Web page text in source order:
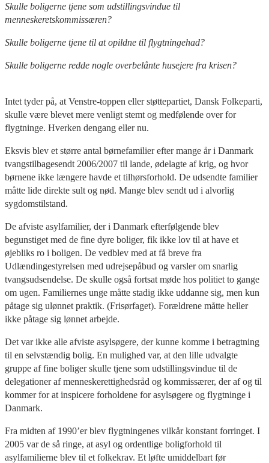
Skulle boligerne tjene som udstillingsvindue til
menneskeretskommissæren?
Skulle boligerne tjene til at opildne til flygtningehad?
Skulle boligerne redde nogle overbelånte husejere fra krisen?
Intet tyder på, at Venstre-toppen eller støttepartiet, Dansk Folkeparti,
skulle være blevet mere venligt stemt og medfølende over for
flygtninge. Hverken dengang eller nu.
Eksvis blev et større antal børnefamilier efter mange år i Danmark
tvangstilbagesendt 2006/2007 til lande, ødelagte af krig, og hvor
børnene ikke længere havde et tilhørsforhold. De udsendte familier
måtte lide direkte sult og nød. Mange blev sendt ud i alvorlig
sygdomstilstand.
De afviste asylfamilier, der i Danmark efterfølgende blev
begunstiget med de fine dyre boliger, fik ikke lov til at have et
øjebliks ro i boligen. De vedblev med at få breve fra
Udlændingestyrelsen med udrejsepåbud og varsler om snarlig
tvangsudsendelse. De skulle også fortsat møde hos politiet to gange
om ugen. Familiernes unge måtte stadig ikke uddanne sig, men kun
påtage sig ulønnet praktik. (Frisørfaget). Forældrene måtte heller
ikke påtage sig lønnet arbejde.
Det var ikke alle afviste asylsøgere, der kunne komme i betragtning
til en selvstændig bolig. En mulighed var, at den lille udvalgte
gruppe af fine boliger skulle tjene som udstillingsvindue til de
delegationer af menneskerettighedsråd og kommissærer, der af og til
kommer for at inspicere forholdene for asylsøgere og flygtninge i
Danmark.
Fra midten af 1990’er blev flygtningenes vilkår konstant forringet. I
2005 var de så ringe, at asyl og ordentlige boligforhold til
asylfamilierne blev til et folkekrav. Et løfte umiddelbart før